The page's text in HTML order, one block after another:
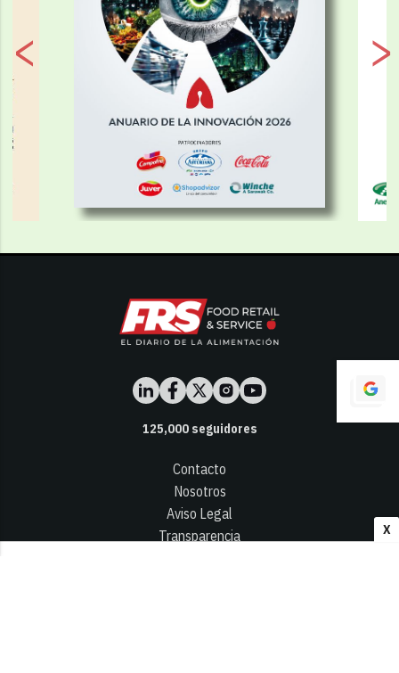
X
125,000seguidores
Contacto
Nosotros
Aviso Legal
Transparencia